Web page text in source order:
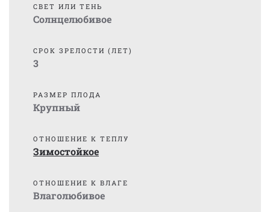
СВЕТ ИЛИ ТЕНЬ
Солнцелюбивое
СРОК ЗРЕЛОСТИ (ЛЕТ)
3
РАЗМЕР ПЛОДА
Крупный
ОТНОШЕНИЕ К ТЕПЛУ
Зимостойкое
ОТНОШЕНИЕ К ВЛАГЕ
Влаголюбивое